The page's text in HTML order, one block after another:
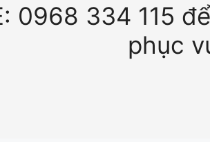
0968 334 115
phục